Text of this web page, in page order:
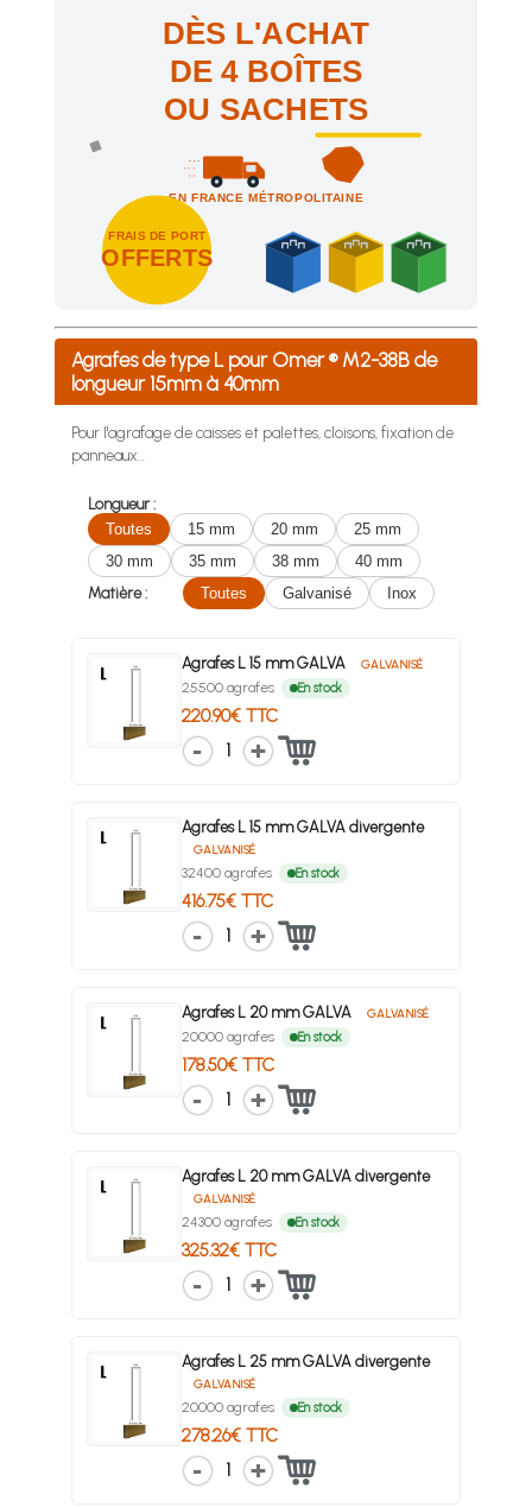
DÈS L'ACHAT
DE 4 BOÎTES
OU SACHETS
EN FRANCE MÉTROPOLITAINE
FRAIS DE PORT
OFFERTS
Achetez 4 sachets ou boîtes d'agrafes ou de pointes et
Agrafes de type L pour Omer ® M2-38B de
longueur 15mm à 40mm
Pour l'agrafage de caisses et palettes, cloisons, fixation de
panneaux...
Longueur :
Toutes
15 mm 20 mm
25 mm
30 mm
35 mm 38 mm
40 mm
Matière :
Toutes Galvanisé Inox
Agrafes L 15 mm GALVA GALVANISÉ
25500 agrafes En stock
220.90€ TTC
1
Agrafes L 15 mm GALVA divergente
GALVANISÉ
32400 agrafes En stock
416.75€ TTC
1
Agrafes L 20 mm GALVA GALVANISÉ
20000 agrafes En stock
178.50€ TTC
1
Agrafes L 20 mm GALVA divergente
GALVANISÉ
24300 agrafes En stock
325.32€ TTC
1
Agrafes L 25 mm GALVA divergente
GALVANISÉ
20000 agrafes En stock
278.26€ TTC
1